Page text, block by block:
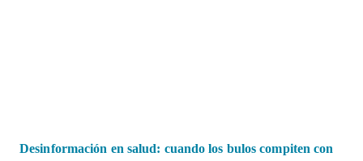
Desinformación en salud: cuando los bulos compiten con